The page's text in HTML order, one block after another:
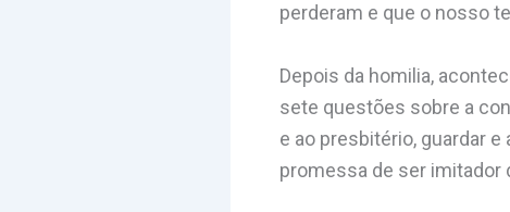
perderam e que o nosso
Depois da homilia,
sete questões sobre a
e ao presbitério, guardar e
promessa de ser imitador